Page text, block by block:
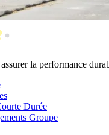
la performance
Durée
Groupe